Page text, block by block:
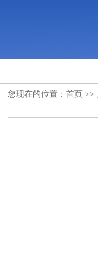
您现在的位置： 首页 >>